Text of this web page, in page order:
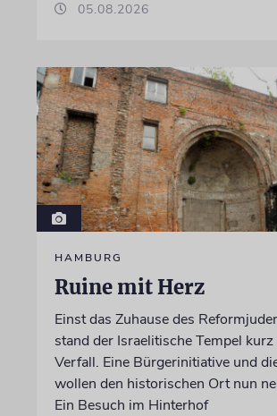
05.08.2026
HAMBURG
Ruine mit Herz
Einst das Zuhause des
stand der Israelitische Tempel
Verfall. Eine Bürgerinitiative und
wollen den historischen Ort nun
Ein Besuch im Hinterhof